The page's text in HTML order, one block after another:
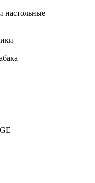
настольные